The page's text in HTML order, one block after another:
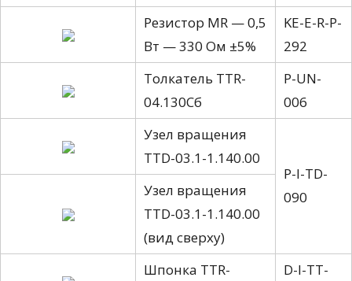
Резистор MR — 0,5
Вт — 330 Ом ±5%
KE-E-R-P-
292
Толкатель TTR-
04.130Сб
P-UN-
006
Узел вращения
TTD-03.1-1.140.00
P-I-TD-
090
Узел вращения
TTD-03.1-1.140.00
(вид сверху)
Шпонка TTR-
D-I-TT-